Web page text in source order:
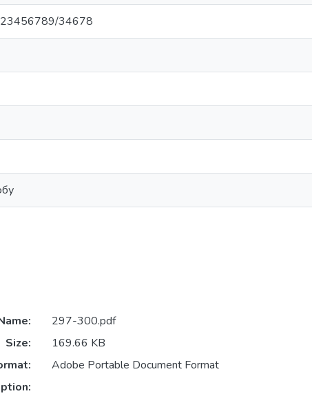
34678
297-300.pdf
Size:
169.66 KB
Adobe Portable Document Format